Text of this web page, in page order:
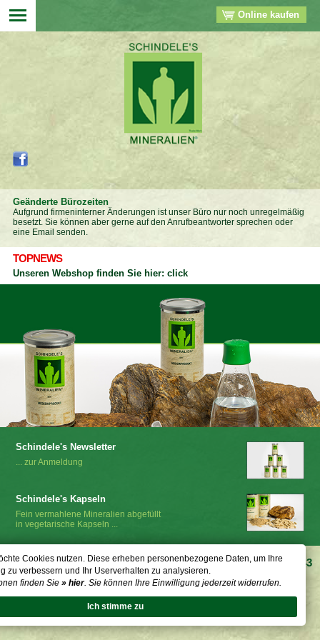
Cookies nutzen. Diese erheben personenbezogene Daten, um Ihre
zu verbessern und Ihr Userverhalten zu analysieren.
finden Sie » hier. Sie können Ihre Einwilligung jederzeit widerrufen.
Ich stimme zu
Online kaufen
Geänderte Bürozeiten
Aufgrund firmeninterner Änderungen ist unser Büro nur noch unregelmäßig
besetzt. Sie können aber gerne auf den Anrufbeantworter sprechen oder
eine Email senden.
TOPNEWS
Unseren Webshop finden Sie hier: click
Schindele's Newsletter
... zur Anmeldung
Schindele's Kapseln
Fein vermahlene Mineralien abgefüllt
in vegetarische Kapseln ...
Bei Fragen stehen wir Ihnen telefonisch gerne zur Verfügung:
+43
2753 289